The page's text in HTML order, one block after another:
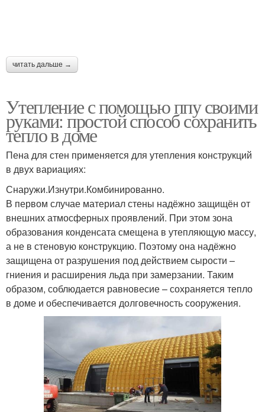
читать дальше →
Утепление с помощью ппу своими
руками: простой способ сохранить
тепло в доме
Пена для стен применяется для утепления конструкций
в двух вариациях:
Снаружи.Изнутри.Комбинированно.
В первом случае материал стены надёжно защищён от
внешних атмосферных проявлений. При этом зона
образования конденсата смещена в утепляющую массу,
а не в стеновую конструкцию. Поэтому она надёжно
защищена от разрушения под действием сырости –
гниения и расширения льда при замерзании. Таким
образом, соблюдается равновесие – сохраняется тепло
в доме и обеспечивается долговечность сооружения.